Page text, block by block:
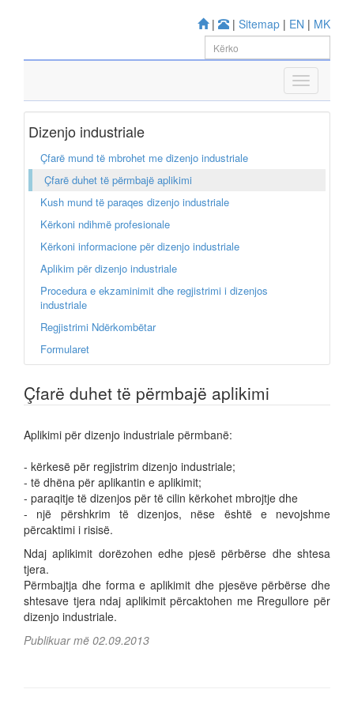
| | Sitemap | EN | MK
Dizenjo industriale
Çfarë mund të mbrohet me dizenjo industriale
Çfarë duhet të përmbajë aplikimi
Kush mund të paraqes dizenjo industriale
Kërkoni ndihmë profesionale
Kërkoni informacione për dizenjo industriale
Aplikim për dizenjo industriale
Procedura e ekzaminimit dhe regjistrimi i dizenjos
industriale
Regjistrimi Ndërkombëtar
Formularet
Çfarë duhet të përmbajë aplikimi
Aplikimi për dizenjo industriale përmbanë:
- kërkesë për regjistrim dizenjo industriale;
- të dhëna për aplikantin e aplikimit;
- paraqitje të dizenjos për të cilin kërkohet mbrojtje dhe
- një përshkrim të dizenjos, nëse është e nevojshme
përcaktimi i risisë.
Ndaj aplikimit dorëzohen edhe pjesë përbërse dhe shtesa
tjera.
Përmbajtja dhe forma e aplikimit dhe pjesëve përbërse dhe
shtesave tjera ndaj aplikimit përcaktohen me Rregullore për
dizenjo industriale.
Publikuar më 02.09.2013